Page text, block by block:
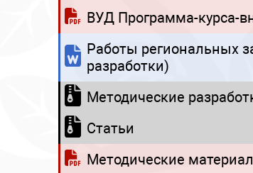
ВУД Программа-курса-
Работы региональных
разработки)
Методические
Статьи
Методические